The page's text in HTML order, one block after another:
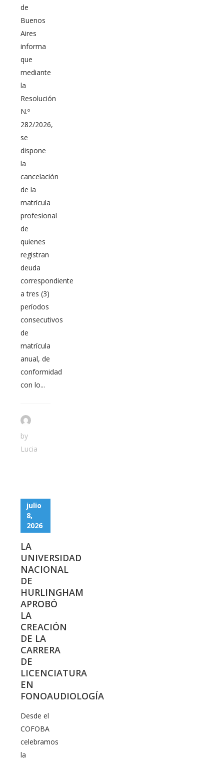
de
Buenos
Aires
informa
que
mediante
la
Resolución
N.º
282/2026,
se
dispone
la
cancelación
de la
matrícula
profesional
de
quienes
registran
deuda
correspondiente
a tres (3)
períodos
consecutivos
de
matrícula
anual, de
conformidad
con lo...
by
Lucia
julio
8,
2026
LA
UNIVERSIDAD
NACIONAL
DE
HURLINGHAM
APROBÓ
LA
CREACIÓN
DE LA
CARRERA
DE
LICENCIATURA
EN
FONOAUDIOLOGÍA
Desde el
COFOBA
celebramos
la